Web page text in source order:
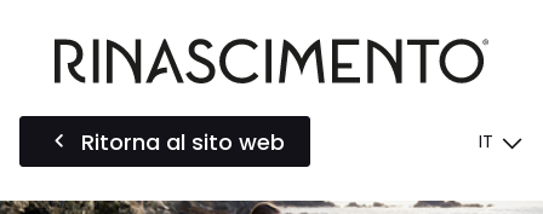
Ritorna al sito web IT